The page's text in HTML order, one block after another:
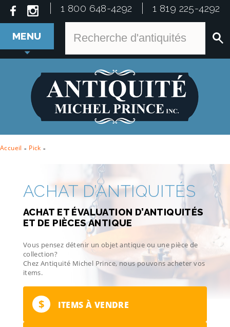
1 800 648-4292 1 819 225-4292
MENU
Accueil - Pick -
ACHAT D’ANTIQUITÉS
ACHAT ET ÉVALUATION D’ANTIQUITÉS
ET DE PIÈCES ANTIQUE
Vous pensez détenir un objet antique ou une pièce de
collection?
Chez Antiquité Michel Prince, nous pouvons acheter vos
items.
$ ITEMS À VENDRE